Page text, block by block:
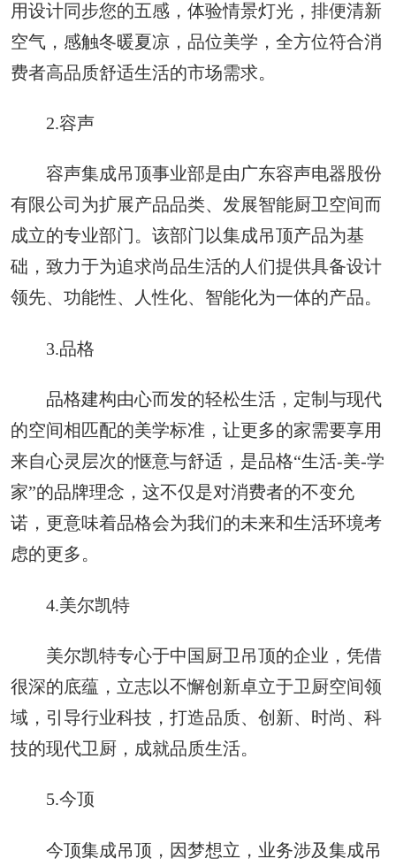
用设计同步您的五感，体验情景灯光，排便清新
空气，感触冬暖夏凉，品位美学，全方位符合消
费者高品质舒适生活的市场需求。
2.容声
容声集成吊顶事业部是由广东容声电器股份
有限公司为扩展产品品类、发展智能厨卫空间而
成立的专业部门。该部门以集成吊顶产品为基
础，致力于为追求尚品生活的人们提供具备设计
领先、功能性、人性化、智能化为一体的产品。
3.品格
品格建构由心而发的轻松生活，定制与现代
的空间相匹配的美学标准，让更多的家需要享用
来自心灵层次的惬意与舒适，是品格“生活-美-学
家”的品牌理念，这不仅是对消费者的不变允
诺，更意味着品格会为我们的未来和生活环境考
虑的更多。
4.美尔凯特
美尔凯特专心于中国厨卫吊顶的企业，凭借
很深的底蕴，立志以不懈创新卓立于卫厨空间领
域，引导行业科技，打造品质、创新、时尚、科
技的现代卫厨，成就品质生活。
5.今顶
今顶集成吊顶，因梦想立，业务涉及集成吊